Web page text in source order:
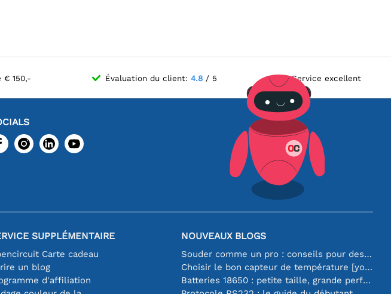
150,- Évaluation du client:4.8 / 5 Service excellent
SUPPLÉMENTAIRE
Carte cadeau
un blog
d'affiliation
NOUVEAUX BLOGS
Souder comme un pro : conseils pour des connexions électroniques parfaites
Choisir le bon capteur de température [youtube]
Batteries 18650 : petite taille, grande performance